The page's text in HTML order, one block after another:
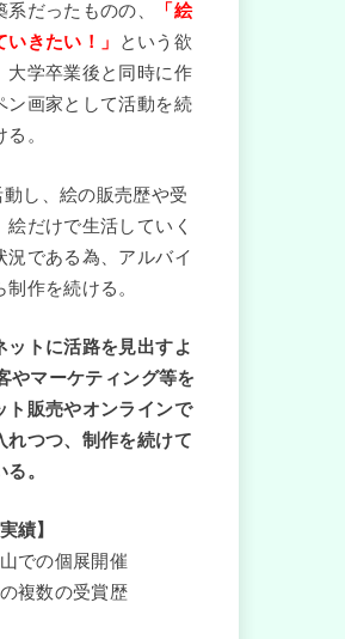
だったものの、
「絵
きたい！」
という欲
大学卒業後と同時に作
ン画家として活動を続
る。
し、絵の販売歴や受
だけで生活していく
況である為、アルバイ
制作を続ける。
ットに活路を見出すよ
やマーケティング等を
ト販売やオンラインで
れつつ、制作を続けて
る。
実績】
での個展開催
複数の受賞歴